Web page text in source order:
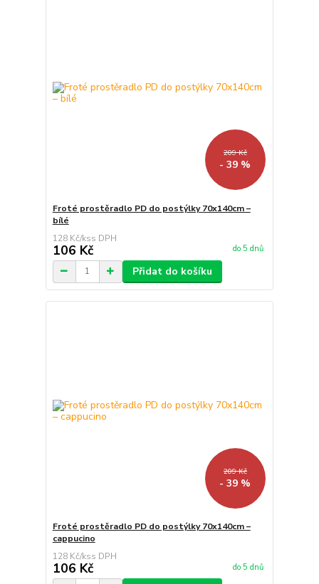
209 Kč
- 39 %
Froté prostěradlo PD do postýlky 70x140cm –
bílé
128 Kč/ks
106 Kč do 5 dnů
Přidat do košíku
209 Kč
- 39 %
Froté prostěradlo PD do postýlky 70x140cm –
cappucino
128 Kč/ks
106 Kč do 5 dnů